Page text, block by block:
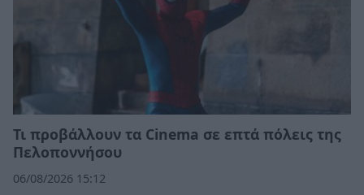
Τι προβάλλουν τα Cinema σε επτά πόλεις της
Πελοποννήσου
06/08/2026 15:12